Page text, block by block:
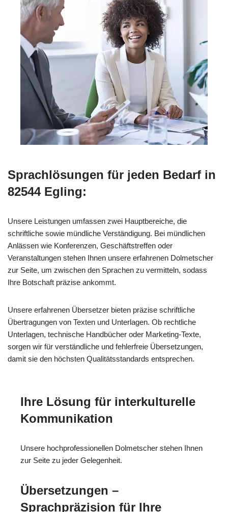
Sprachlösungen für jeden Bedarf in
82544 Egling:
Unsere Leistungen umfassen zwei Hauptbereiche, die
schriftliche sowie mündliche Verständigung. Bei mündlichen
Anlässen wie Konferenzen, Geschäftstreffen oder
Veranstaltungen stehen Ihnen unsere erfahrenen Dolmetscher
zur Seite, um zwischen den Sprachen zu vermitteln, sodass
Ihre Botschaft präzise ankommt.
Unsere erfahrenen Übersetzer bieten präzise schriftliche
Übertragungen von Texten und Unterlagen. Ob rechtliche
Unterlagen, technische Handbücher oder Marketing-Texte,
sorgen wir für verständliche und fehlerfreie Übersetzungen,
damit sie den höchsten Qualitätsstandards entsprechen.
Ihre Lösung für interkulturelle
Kommunikation
Unsere hochprofessionellen Dolmetscher stehen Ihnen
zur Seite zu jeder Gelegenheit.
Übersetzungen –
Sprachpräzision für Ihre